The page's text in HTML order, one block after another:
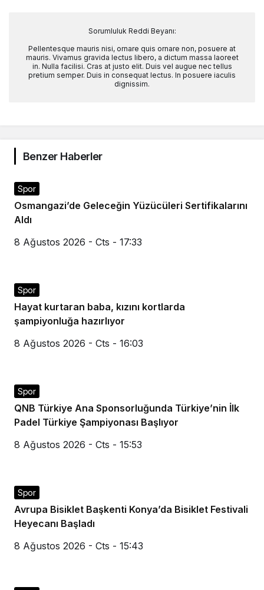
Sorumluluk Reddi Beyanı:
Pellentesque mauris nisi, ornare quis ornare non, posuere at
mauris. Vivamus gravida lectus libero, a dictum massa laoreet
in. Nulla facilisi. Cras at justo elit. Duis vel augue nec tellus
pretium semper. Duis in consequat lectus. In posuere iaculis
dignissim.
Benzer Haberler
Spor
Osmangazi’de Geleceğin Yüzücüleri Sertifikalarını
Aldı
8 Ağustos 2026 - Cts - 17:33
Spor
Hayat kurtaran baba, kızını kortlarda
şampiyonluğa hazırlıyor
8 Ağustos 2026 - Cts - 16:03
Spor
QNB Türkiye Ana Sponsorluğunda Türkiye’nin İlk
Padel Türkiye Şampiyonası Başlıyor
8 Ağustos 2026 - Cts - 15:53
Spor
Avrupa Bisiklet Başkenti Konya’da Bisiklet Festivali
Heyecanı Başladı
8 Ağustos 2026 - Cts - 15:43